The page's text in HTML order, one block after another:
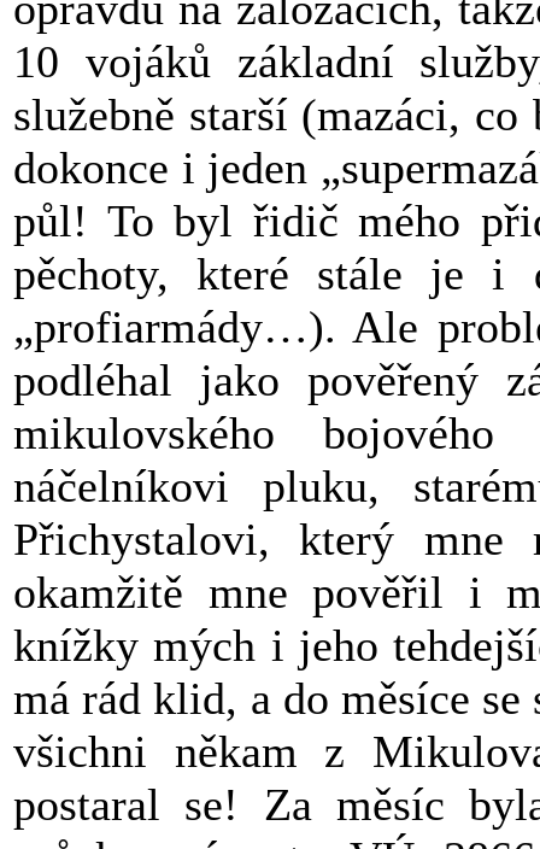
10 vojáků základní
služebně starší (mazáci,
dokonce i jeden
půl! To byl řidič mého
pěchoty, které stále je i
„profiarmády…). Ale
podléhal jako pověřený
mikulovského bojového
náčelníkovi pluku,
Přichystalovi, který mne
okamžitě mne pověřil i
knížky mých i jeho
má rád klid, a do měsíce
všichni někam z
postaral se! Za měsíc